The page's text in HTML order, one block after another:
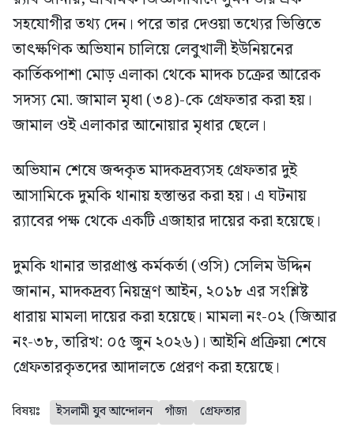
সহযোগীর তথ্য দেন। পরে তার দেওয়া তথ্যের ভিত্তিতে
তাৎক্ষণিক অভিযান চালিয়ে লেবুখালী ইউনিয়নের
কার্তিকপাশা মোড় এলাকা থেকে মাদক চক্রের আরেক
সদস্য মো. জামাল মৃধা (৩৪)-কে গ্রেফতার করা হয়।
জামাল ওই এলাকার আনোয়ার মৃধার ছেলে।
অভিযান শেষে জব্দকৃত মাদকদ্রব্যসহ গ্রেফতার দুই
আসামিকে দুমকি থানায় হস্তান্তর করা হয়। এ ঘটনায়
র‍্যাবের পক্ষ থেকে একটি এজাহার দায়ের করা হয়েছে।
দুমকি থানার ভারপ্রাপ্ত কর্মকর্তা (ওসি) সেলিম উদ্দিন
জানান, মাদকদ্রব্য নিয়ন্ত্রণ আইন, ২০১৮ এর সংশ্লিষ্ট
ধারায় মামলা দায়ের করা হয়েছে। মামলা নং-০২ (জিআর
নং-৩৮, তারিখ: ০৫ জুন ২০২৬)। আইনি প্রক্রিয়া শেষে
গ্রেফতারকৃতদের আদালতে প্রেরণ করা হয়েছে।
বিষয়ঃ ইসলামী যুব আন্দোলন গাঁজা গ্রেফতার